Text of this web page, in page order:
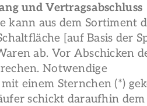
und Vertragsabschluss
kann aus dem Sortiment
[auf Basis der
ab. Vor Abschicken
Notwendige
einem Sternchen (*)
schickt daraufhin